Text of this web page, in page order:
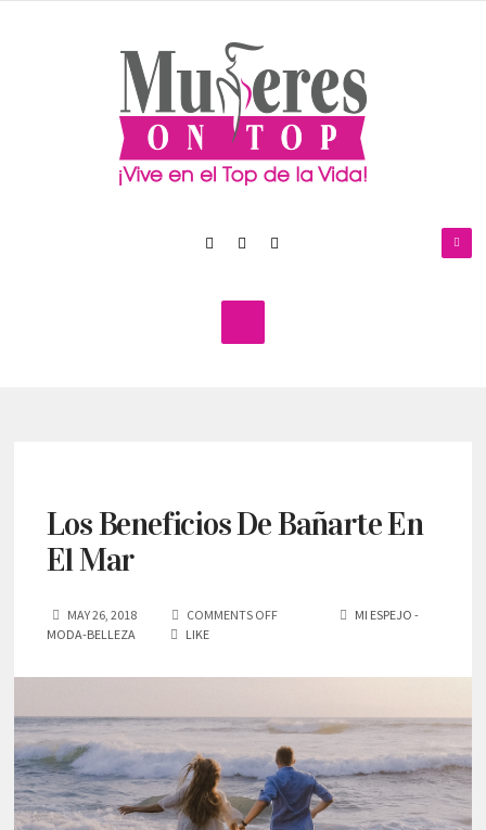
Los Beneficios De Bañarte En
El Mar
MAY 26, 2018 COMMENTS OFF
MI ESPEJO -
MODA-BELLEZA
LIKE